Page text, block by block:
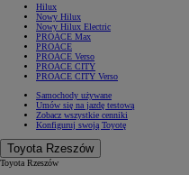
Hilux
Nowy Hilux
Nowy Hilux Electric
PROACE Max
PROACE
PROACE Verso
PROACE CITY
PROACE CITY Verso
Samochody używane
Umów się na jazdę testową
Zobacz wszystkie cenniki
Konfiguruj swoją Toyotę
Toyota Rzeszów
Toyota Rzeszów